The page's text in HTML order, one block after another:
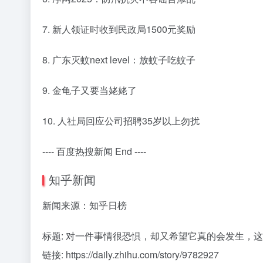
7. 新人领证时收到民政局1500元奖励
8. 广东灭蚊next level：放蚊子吃蚊子
9. 金龟子又要当姥姥了
10. 人社局回应公司招聘35岁以上勿扰
---- 百度热搜新闻 End ----
知乎新闻
新闻来源：知乎日榜
标题: 对一件事情很恐惧，却又希望它真的会发生，
链接: https://daily.zhihu.com/story/9782927